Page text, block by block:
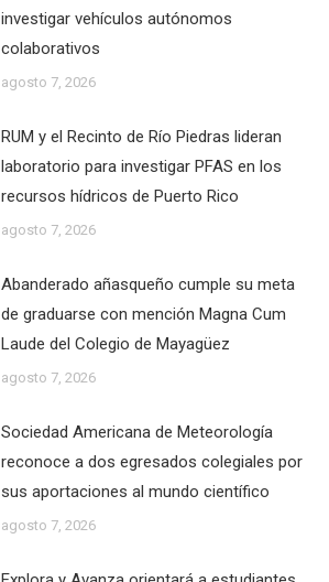
investigar vehículos autónomos
colaborativos
agosto 7, 2026
RUM y el Recinto de Río Piedras lideran
laboratorio para investigar PFAS en los
recursos hídricos de Puerto Rico
agosto 7, 2026
Abanderado añasqueño cumple su meta
de graduarse con mención Magna Cum
Laude del Colegio de Mayagüez
agosto 7, 2026
Sociedad Americana de Meteorología
reconoce a dos egresados colegiales por
sus aportaciones al mundo científico
agosto 7, 2026